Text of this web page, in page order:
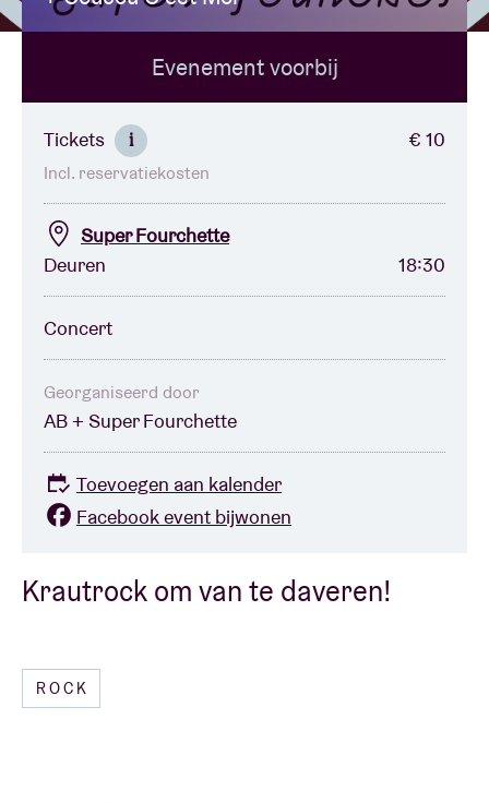
BRDCST
ABtv
Concertcheque
Over AB
Contact
Krautrock om van te daveren!
ROCK
Evenement voorbij
Tickets i € 10
Incl. reservatiekosten
Super Fourchette
Deuren
18:30
Concert
Georganiseerd door
AB + Super Fourchette
Toevoegen aan kalender
Facebook event bijwonen